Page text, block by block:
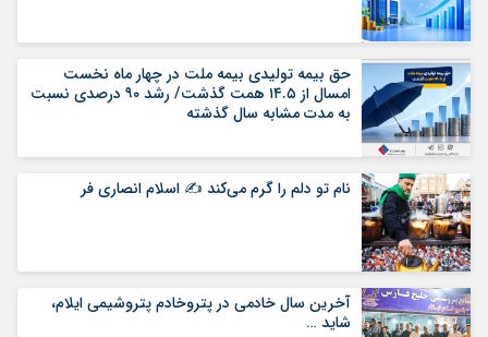
حق بیمه تولیدی بیمه ملت در چهار ماه نخست
امسال از ۱۴.۵ همت گذشت/ رشد ۹۰ درصدی نسبت
به مدت مشابه سال گذشته
نام تو دلم را گرم می‌کند ✍️ اسلام انصاری فر
آخرین سال خادمی در پتروخادم پتروشیمی ایلام،
شاید …